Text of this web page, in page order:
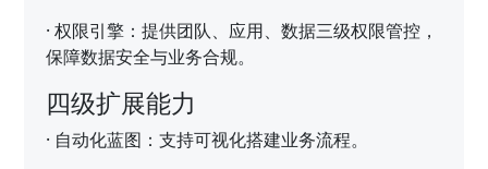
·权限引擎：提供团队、应用、数据三级权限管控，
保障数据安全与业务合规。
四级扩展能力
· 自动化蓝图：支持可视化搭建业务流程。